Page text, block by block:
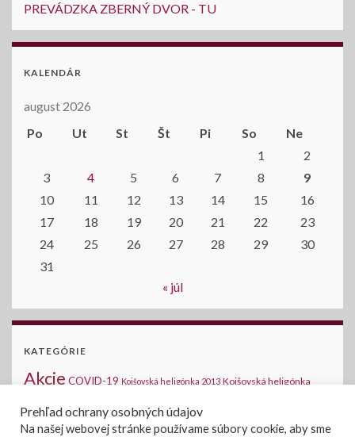
PREVÁDZKA ZBERNÝ DVOR - TU
KALENDÁR
august 2026
Po
Ut St Št Pi So
Ne
1
2
3
4 5 6 7 8
9
10
11 12 13 14 15
16
17
18 19 20 21 22
23
24
25 26 27 28 29
30
31
« júl
KATEGÓRIE
Akcie COVID-19 Kojšovská heligónka 2013 Kojšovská heligónka
šou - Kojšov Novinky na stránke
Prehľad ochrany osobných údajov
Na našej webovej stránke používame súbory cookie, aby sme